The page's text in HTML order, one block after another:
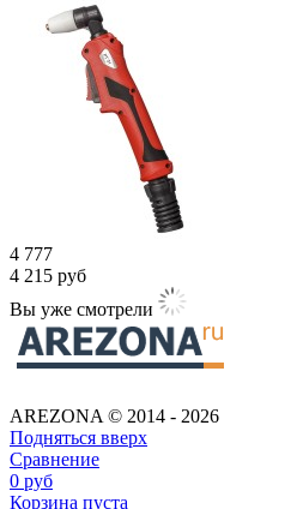
4 777
4 215 руб
Вы уже смотрели
AREZONA © 2014 - 2026
Подняться вверх
Сравнение
0 руб
Корзина пуста